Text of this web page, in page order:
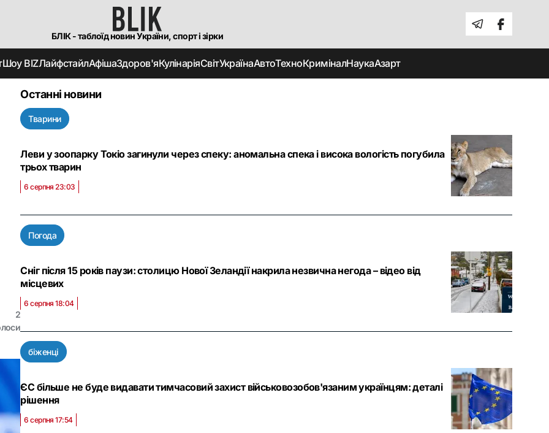
БЛІК - таблоїд новин України, спорт і зірки
Шоу BIZЛайфстайлАфішаЗдоров'яКулінаріяСвітУкраїнаАвтоТехноКриміналНаукаАзарт
2
Останні новини
Тварини
Леви у зоопарку Токіо загинули через спеку: аномальна спека і висока вологість погубила
трьох тварин
6 серпня 23:03
Погода
Сніг після 15 років паузи: столицю Нової Зеландії накрила незвична негода – відео від
місцевих
6 серпня 18:04
біженці
ЄС більше не буде видавати тимчасовий захист військовозобов'язаним українцям: деталі
рішення
6 серпня 17:54